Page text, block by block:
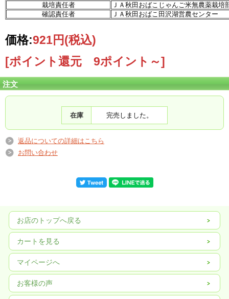
私たち6軒の農家が真心込めて作りました無農薬神代じゃんご米。ぜひ一度ご賞味
ください！
栽培基準はこのページ下部にございます。
栽培責任者
ＪＡ秋田おばこじゃんご米無農薬栽培
確認責任者
ＪＡ秋田おばこ田沢湖営農センター
価格:921円(税込)
[ポイント還元 9ポイント～]
注文
在庫 完売しました。
返品についての詳細はこちら
お問い合わせ
お店のトップへ戻る
カートを見る
マイページへ
お客様の声